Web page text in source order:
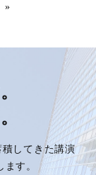
»
してきた講演
す。